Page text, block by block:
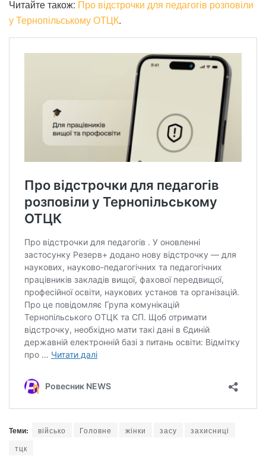
Читайте також: Про відстрочки для педагогів розповіли
у Тернопільському ОТЦК.
Теми: військо Головне жінки засу
захисниці
тцк